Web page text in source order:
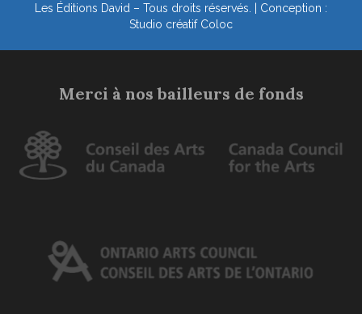
Les Éditions David – Tous droits réservés. | Conception :
Studio créatif Coloc
Merci à nos bailleurs de fonds